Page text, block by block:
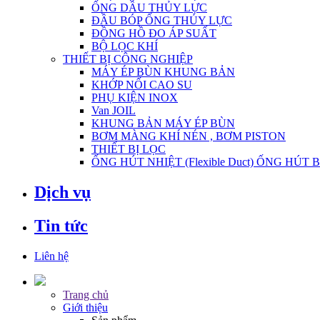
ỐNG DẦU THỦY LỰC
ĐẦU BÓP ỐNG THỦY LỰC
ĐỒNG HỒ ĐO ÁP SUẤT
BỘ LỌC KHÍ
THIẾT BỊ CÔNG NGHIỆP
MÁY ÉP BÙN KHUNG BẢN
KHỚP NỐI CAO SU
PHỤ KIỆN INOX
Van JOIL
KHUNG BẢN MÁY ÉP BÙN
BƠM MÀNG KHÍ NÉN , BƠM PISTON
THIẾT BỊ LỌC
ỐNG HÚT NHIỆT (Flexible Duct) ỐNG HÚT
Dịch vụ
Tin tức
Liên hệ
Trang chủ
Giới thiệu